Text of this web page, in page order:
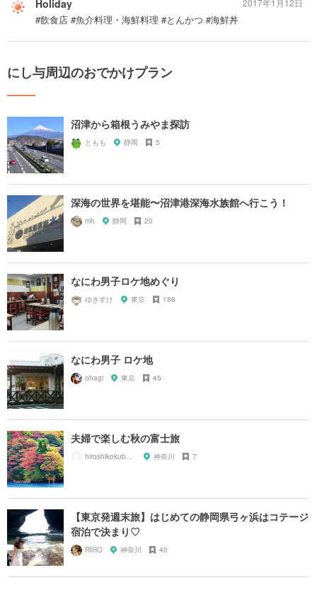
Holiday
#飲食店 #魚介料理・海鮮料理 #とんかつ #海鮮丼
2017年1月12日
にし与周辺のおでかけプラン
沼津から箱根うみやま探訪
ともも 静岡 5
深海の世界を堪能〜沼津港深海水族館へ行こう！
mh 静岡 20
なにわ男子ロケ地めぐり
ゆきすけ 東京 186
なにわ男子 ロケ地
ohagi 東京 45
夫婦で楽しむ秋の富士旅
hiroshikokubun129 神奈川 7
【東京発週末旅】はじめての静岡県弓ヶ浜はコテージ
宿泊で決まり♡
RIHO 神奈川 40